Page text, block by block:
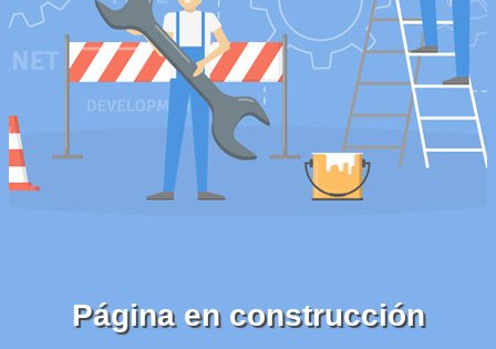
Página en construcción